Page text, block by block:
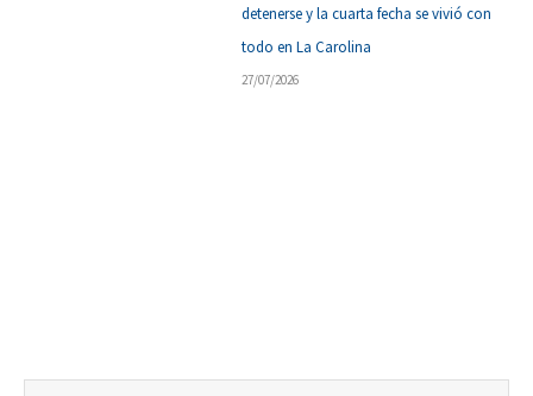
detenerse y la cuarta fecha se vivió con
todo en La Carolina
27/07/2026